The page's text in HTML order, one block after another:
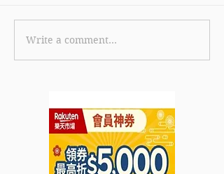
《Catalog 優惠》- 購物
滿HK$1,300減HK$100
Write a comment...